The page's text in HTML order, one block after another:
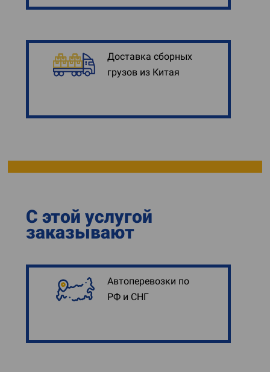
Доставка сборных
грузов из Китая
С этой услугой
заказывают
Автоперевозки по
РФ и СНГ